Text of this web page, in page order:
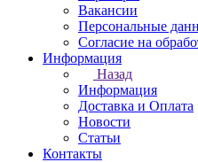
Вакансии
Персональные
Согласие на
Информация
Назад
Информация
Доставка и Оплата
Новости
Статьи
Контакты